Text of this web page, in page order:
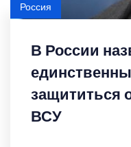
В России
защититься
ВСУ
Россия